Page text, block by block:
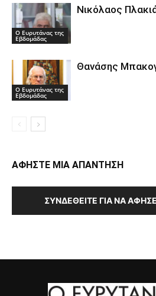
Ο Ευρυτάνας της
Εβδομάδας
Νικόλαος
Ο Ευρυτάνας της
Εβδομάδας
Θανάσης
ΑΦΗΣΤΕ ΜΙΑ ΑΠΑΝΤΗΣΗ
ΣΥΝΔΕΘΕΊΤΕ ΓΙΑ ΝΑ